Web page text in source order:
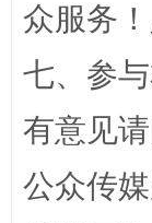
众服务
七、参
有意见
公众传